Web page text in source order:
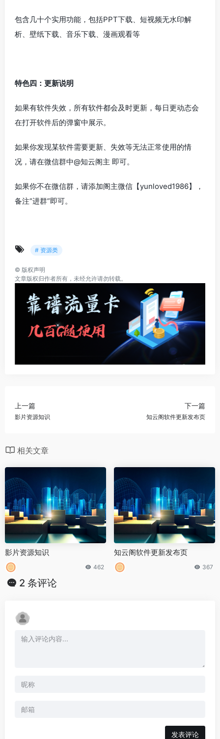
包含几十个实用功能，包括PPT下载、短视频无水印解
析、壁纸下载、音乐下载、漫画观看等
特色四：更新说明
如果有软件失效，所有软件都会及时更新，每日更动态会
在打开软件后的弹窗中展示。
如果你发现某软件需要更新、失效等无法正常使用的情
况，请在微信群中@知云阁主 即可。
如果你不在微信群，请添加阁主微信【yunloved1986】，
备注“进群”即可。
# 资源类
© 版权声明
文章版权归作者所有，未经允许请勿转载。
上一篇
影片资源知识
下一篇
知云阁软件更新发布页
相关文章
影片资源知识
462
知云阁软件更新发布页
367
2 条评论
发表评论